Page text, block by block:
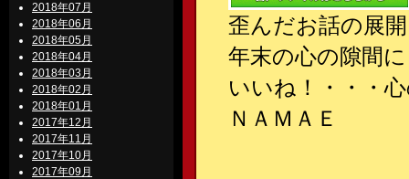
2018年07月
2018年06月
2018年05月
2018年04月
2018年03月
2018年02月
2018年01月
2017年12月
2017年11月
2017年10月
2017年09月
歪んだお話の展
年末の心の隙間
いいね！・・・
ＮＡＭＡＥ